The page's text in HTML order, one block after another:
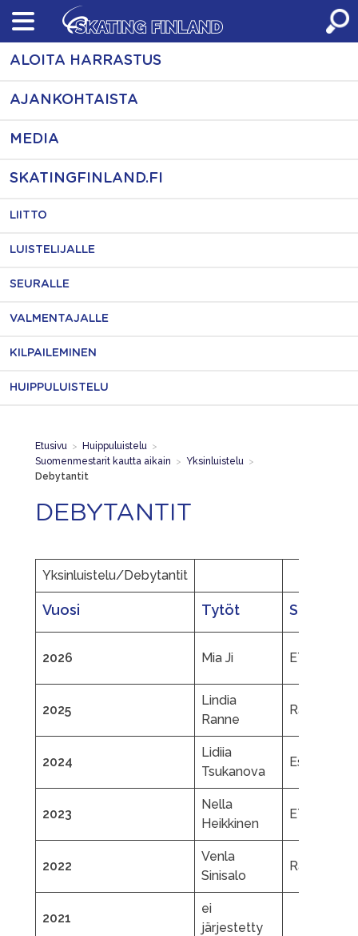
Skip
content
ALOITA HARRASTUS
AJANKOHTAISTA
MEDIA
SKATINGFINLAND.FI
LIITTO
LUISTELIJALLE
SEURALLE
VALMENTAJALLE
KILPAILEMINEN
HUIPPULUISTELU
Etusivu > Huippuluistelu >
Suomenmestarit kautta aikain > Yksinluistelu >
Debytantit
DEBYTANTIT
Yksinluistelu/Debytantit
Vuosi Tytöt Seura
2026 Mia Ji ETK
2025
Lindia
Ranne
RauTL
2024
Lidiia
Tsukanova
EsJt
2023
Nella
Heikkinen
ETK
2022
Venla
Sinisalo
RauTL
2021
ei
järjestetty